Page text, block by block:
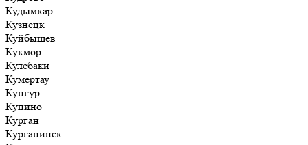
Кудымкар
Кузнецк
Куйбышев
Кукмор
Кулебаки
Кумертау
Кунгур
Купино
Курган
Курганинск